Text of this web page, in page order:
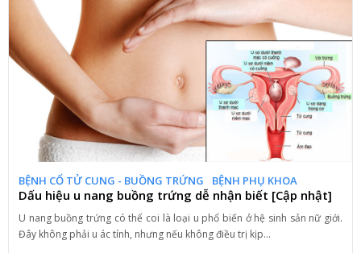
BỆNH CỔ TỬ CUNG - BUỒNG TRỨNG BỆNH PHỤ KHOA
Dấu hiệu u nang buồng trứng dễ nhận biết [Cập nhật]
U nang buồng trứng có thể coi là loại u phổ biến ở hệ sinh sản nữ giới.
Đây không phải u ác tính, nhưng nếu không điều trị kịp...